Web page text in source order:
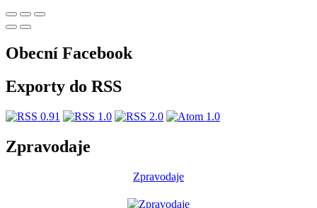
Obecní Facebook
Exporty do RSS
Zpravodaje
Zpravodaje